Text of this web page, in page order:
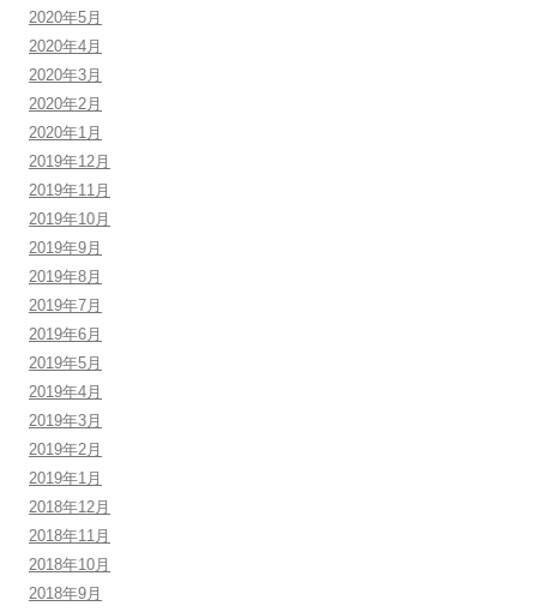
2020年5月
2020年4月
2020年3月
2020年2月
2020年1月
2019年12月
2019年11月
2019年10月
2019年9月
2019年8月
2019年7月
2019年6月
2019年5月
2019年4月
2019年3月
2019年2月
2019年1月
2018年12月
2018年11月
2018年10月
2018年9月